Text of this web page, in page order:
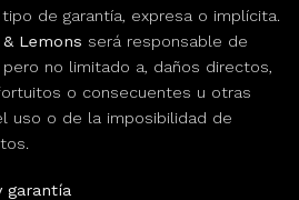
de garantía, expresa o implícita.
Lemons será responsable de
pero no limitado a, daños directos,
o consecuentes u otras
uso o de la imposibilidad de
garantía